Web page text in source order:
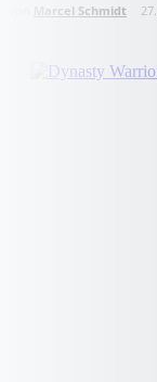
Marcel Schmidt